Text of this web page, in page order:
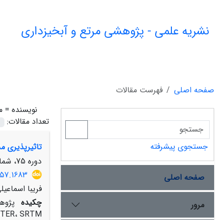
نشریه علمی - پژوهشی مرتع و آبخیزداری
صفحه اصلی
فهرست مقالات
نویسنده =
تعداد مقالات:
دوره 75، شماره 4، زمستان 1401، صفحه
فریبا
چکیده
جستجوی پیشرفته
صفحه اصلی
مرور